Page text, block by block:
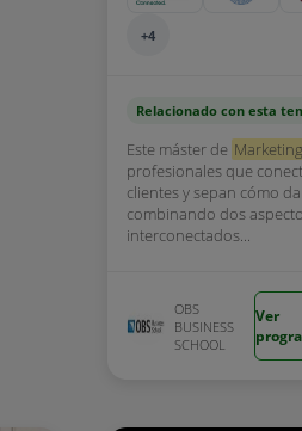
+4
Relacionado con esta
Este máster de Marketing
profesionales que
clientes y sepan cómo
combinando dos
interconectados...
OBS
BUSINESS
SCHOOL
Ver